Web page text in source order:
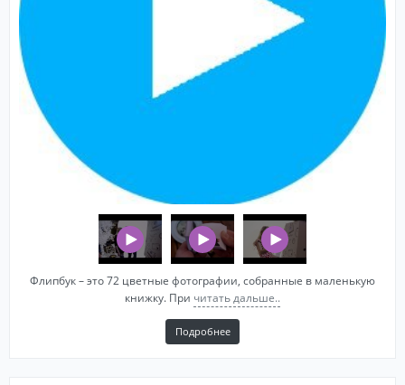
Флипбук – это 72 цветные фотографии, собранные в маленькую
книжку. При читать дальше..
Подробнее